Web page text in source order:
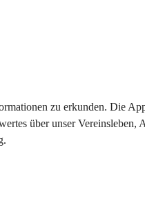
zu erkunden. Die
über unser Vereinsleben,